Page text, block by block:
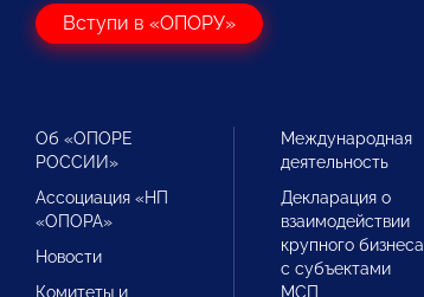
Вступи в «ОПОРУ»
Об «ОПОРЕ
РОССИИ»
Ассоциация «НП
«ОПОРА»
Новости
Комитеты и
Международная
деятельность
Декларация о
взаимодействии
крупного бизнеса
с субъектами
МСП